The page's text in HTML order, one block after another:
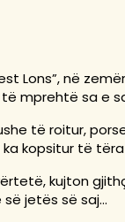
Lons”, në
mprehtë sa e
të roitur,
kopsitur të tëra
kujton
jetës së saj...